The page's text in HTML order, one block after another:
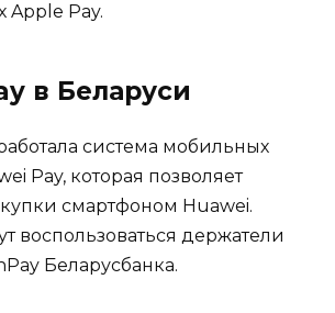
Apple Pay.
в Беларуси
система мобильных
Pay, которая позволяет
смартфоном Huawei.
воспользоваться держатели
Беларусбанка.